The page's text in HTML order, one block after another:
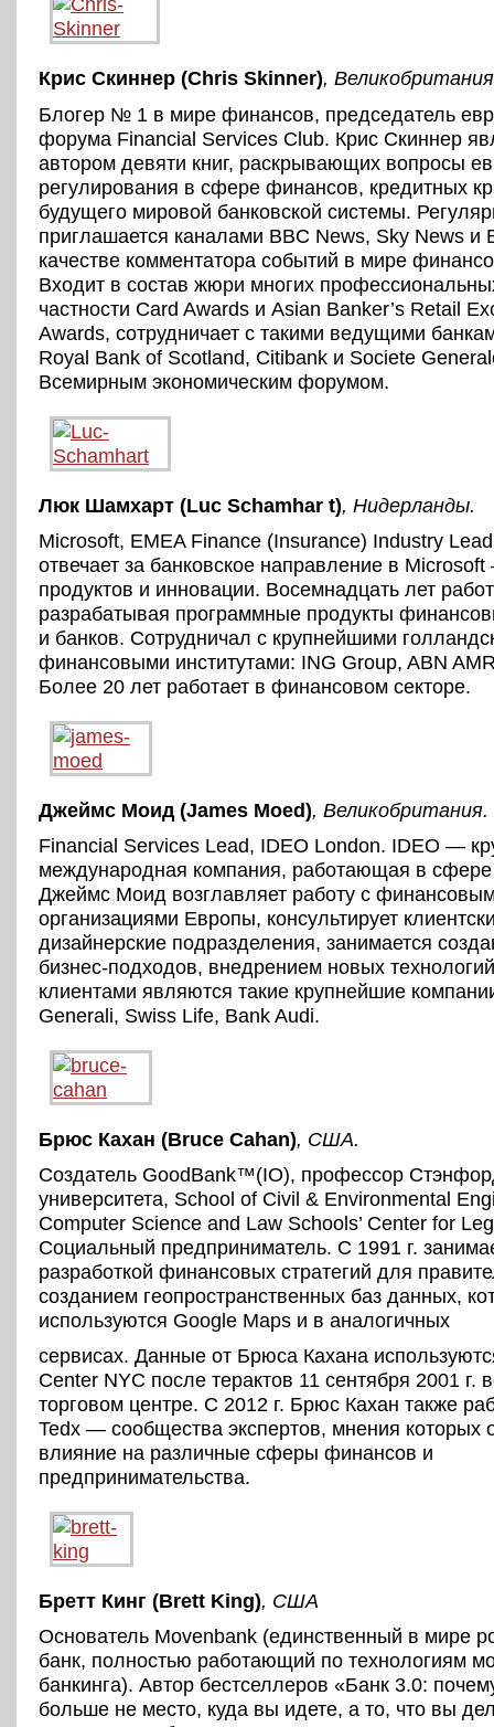
Крис Скиннер (Chris Skinner), Великобритания
Блогер № 1 в мире финансов, председатель
форума Financial Services Club. Крис Скиннер
автором девяти книг, раскрывающих вопросы
регулирования в сфере финансов, кредитных
будущего мировой банковской системы.
приглашается каналами BBC News, Sky News и
качестве комментатора событий в мире
Входит в состав жюри многих
частности Card Awards и Asian Banker’s Retail
Awards, сотрудничает с такими ведущими
Royal Bank of Scotland, Citibank и Societe
Всемирным экономическим форумом.
Люк Шамхарт (Luc Schamhar t), Нидерланды.
Microsoft, EMEA Finance (Insurance) Industry
отвечает за банковское направление в Microsoft
продуктов и инновации. Восемнадцать лет
разрабатывая программные продукты
и банков. Сотрудничал с крупнейшими
финансовыми институтами: ING Group, ABN
Более 20 лет работает в финансовом секторе.
Джеймс Моид (James Moed), Великобритания.
Financial Services Lead, IDEO London. IDEO —
международная компания, работающая в сфере
Джеймс Моид возглавляет работу с
организациями Европы, консультирует
дизайнерские подразделения, занимается
бизнес-подходов, внедрением новых
клиентами являются такие крупнейшие
Generali, Swiss Life, Bank Audi.
Брюс Кахан (Bruce Cahan), США.
Создатель GoodBank™(IO), профессор
университета, School of Civil & Environmental
Computer Science and Law Schools’ Center for
Социальный предприниматель. С 1991 г.
разработкой финансовых стратегий для
созданием геопространственных баз данных,
используются Google Maps и в аналогичных
сервисах. Данные от Брюса Кахана
Center NYC после терактов 11 сентября 2001 г.
торговом центре. С 2012 г. Брюс Кахан также
Tedx — сообщества экспертов, мнения которых
влияние на различные сферы финансов и
предпринимательства.
Бретт Кинг (Brett King), США
Основатель Movenbank (единственный в мире
банк, полностью работающий по технологиям
банкинга). Автор бестселлеров «Банк 3.0:
больше не место, куда вы идете, а то, что вы